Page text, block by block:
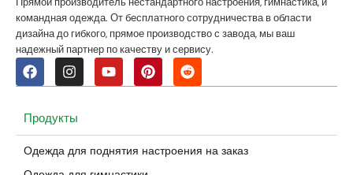
командная одежда. От бесплатного сотрудничества в области
дизайна до гибкого, прямое производство с завода, мы ваш
надежный партнер по качеству и сервису.
Продукты
Одежда для поднятия настроения на заказ